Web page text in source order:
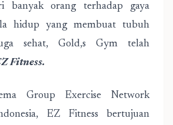
banyak orang terhadap gaya
hidup yang membuat tubuh
sehat, Gold,s Gym telah
Fitness.
Group Exercise Network
EZ Fitness bertujuan